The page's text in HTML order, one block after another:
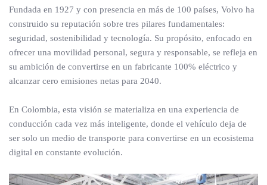
Fundada en 1927 y con presencia en más de 100 países, Volvo ha
construido su reputación sobre tres pilares fundamentales:
seguridad, sostenibilidad y tecnología. Su propósito, enfocado en
ofrecer una movilidad personal, segura y responsable, se refleja en
su ambición de convertirse en un fabricante 100% eléctrico y
alcanzar cero emisiones netas para 2040.
En Colombia, esta visión se materializa en una experiencia de
conducción cada vez más inteligente, donde el vehículo deja de
ser solo un medio de transporte para convertirse en un ecosistema
digital en constante evolución.